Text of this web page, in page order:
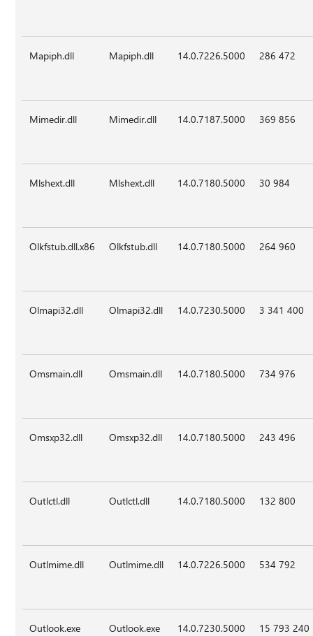
Mapiph.dll Mapiph.dll 14.0.7226.5000 286 472
Mimedir.dll Mimedir.dll 14.0.7187.5000 369 856
Mlshext.dll Mlshext.dll 14.0.7180.5000 30 984
Olkfstub.dll.x86 Olkfstub.dll 14.0.7180.5000 264 960
Olmapi32.dll Olmapi32.dll 14.0.7230.5000 3 341 400
Omsmain.dll Omsmain.dll 14.0.7180.5000 734 976
Omsxp32.dll Omsxp32.dll 14.0.7180.5000 243 496
Outlctl.dll Outlctl.dll 14.0.7180.5000 132 800
Outlmime.dll Outlmime.dll 14.0.7226.5000 534 792
Outlook.exe Outlook.exe 14.0.7230.5000 15 793 240